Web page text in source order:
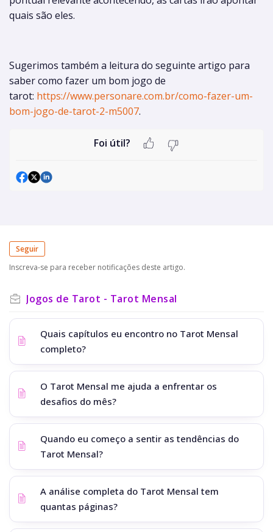
quais são eles.
Sugerimos também a leitura do seguinte artigo para
saber como fazer um bom jogo de
tarot: https://www.personare.com.br/como-fazer-um-
bom-jogo-de-tarot-2-m5007.
Foi útil?
Seguir
Inscreva-se para receber notificações deste artigo.
Jogos de Tarot - Tarot Mensal
Quais capítulos eu encontro no Tarot Mensal
completo?
O Tarot Mensal me ajuda a enfrentar os
desafios do mês?
Quando eu começo a sentir as tendências do
Tarot Mensal?
A análise completa do Tarot Mensal tem
quantas páginas?